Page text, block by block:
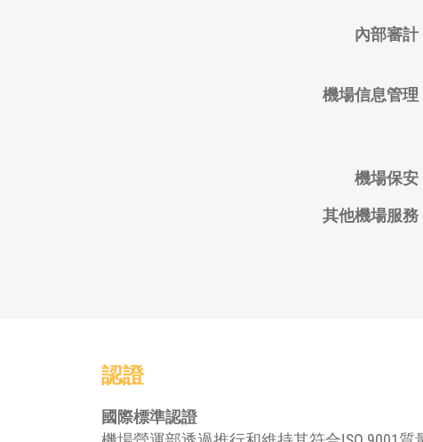
內部審計
機場信息管理
機場保安
其他機場服務
認證
國際標準認證